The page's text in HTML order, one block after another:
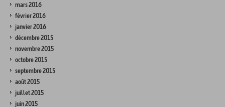
mars 2016
février 2016
janvier 2016
décembre 2015
novembre 2015
octobre 2015
septembre 2015
août 2015
juillet 2015
juin 2015